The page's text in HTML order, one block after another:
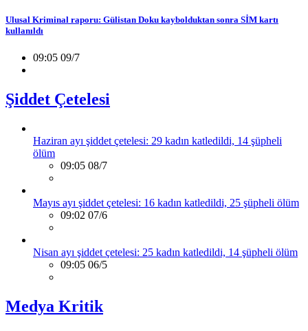
Ulusal Kriminal raporu: Gülistan Doku kaybolduktan sonra SİM kartı
kullanıldı
09:05 09/7
Şiddet Çetelesi
Haziran ayı şiddet çetelesi: 29 kadın katledildi, 14 şüpheli
ölüm
09:05 08/7
Mayıs ayı şiddet çetelesi: 16 kadın katledildi, 25 şüpheli ölüm
09:02 07/6
Nisan ayı şiddet çetelesi: 25 kadın katledildi, 14 şüpheli ölüm
09:05 06/5
Medya Kritik